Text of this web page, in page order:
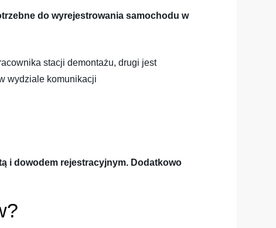
do wyrejestrowania samochodu w
stacji demontażu, drugi jest
wydziale komunikacji
i dowodem rejestracyjnym. Dodatkowo